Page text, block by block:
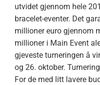
utvidet gjennom hele
bracelet-eventer. Det
millioner euro gjennom
millioner i Main Event
gjeveste turneringen å
og 26. oktober.
For de med litt lavere